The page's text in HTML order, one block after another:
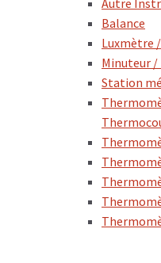
Autre
Balance
Luxmètre
Minuteur
Station